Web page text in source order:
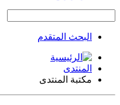
البحث المتقدم
المنتدى
مكتبة المنتدى